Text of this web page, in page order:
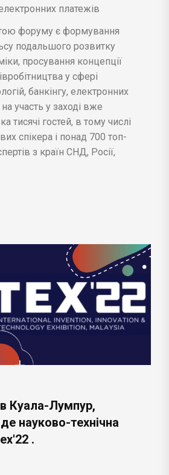
платежів
форуму є формування
подальшого розвитку
просування концепції
у сфері
банкінгу, електронних
участь у заході вже
тисячі гостей, в тому числі
спікера і понад 700 топ-
з країн СНД, Росії,
Куала-Лумпур,
науково-технічна
.